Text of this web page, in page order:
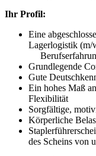
Ihr Profil:
Eine
Lagerlogistik (m/
Grundlegende
Gute
Ein hohes Maß
Flexibilität
Sorgfältige,
Körperliche
des Scheins von